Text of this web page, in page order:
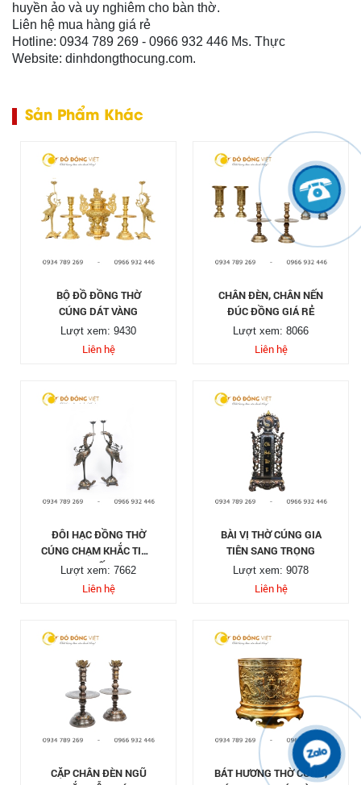
huyền ảo và uy nghiêm cho bàn thờ.
Liên hệ mua hàng giá rẻ
Hotline: 0934 789 269 - 0966 932 446 Ms. Thực
Website: dinhdongthocung.com.
Sản Phẩm Khác
BỘ ĐỒ ĐỒNG THỜ
CÚNG DÁT VÀNG
Lượt xem: 9430
Liên hệ
CHÂN ĐÈN, CHÂN NẾN
ĐÚC ĐỒNG GIÁ RẺ
Lượt xem: 8066
Liên hệ
ĐÔI HẠC ĐỒNG THỜ
CÚNG CHẠM KHẮC TINH
TẾ
Lượt xem: 7662
Liên hệ
BÀI VỊ THỜ CÚNG GIA
TIÊN SANG TRỌNG
Lượt xem: 9078
Liên hệ
CẶP CHÂN ĐÈN NGŨ
BÁT HƯƠNG THỜ CÚNG,